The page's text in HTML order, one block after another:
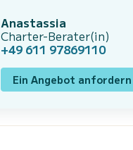
Anastassia
Charter-Berater(in)
+49 611 97869110
Ein Angebot anfordern